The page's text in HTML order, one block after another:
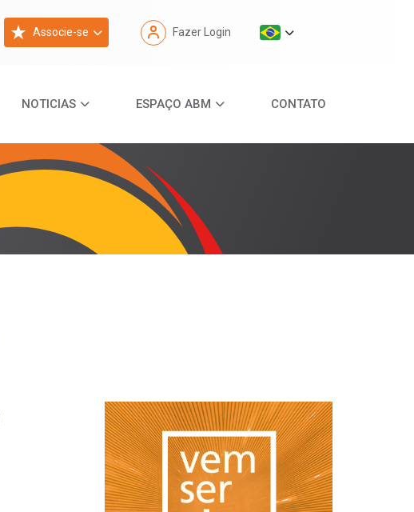
Associe-se Fazer Login
NOTICIAS ESPAÇO ABM CONTATO